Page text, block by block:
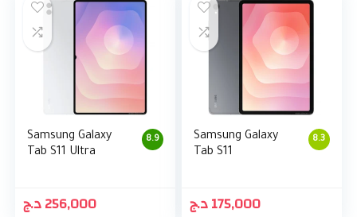
8.9
Samsung Galaxy
Tab S11 Ultra
256,000د.ج
8.3
Samsung Galaxy
Tab S11
175,000د.ج